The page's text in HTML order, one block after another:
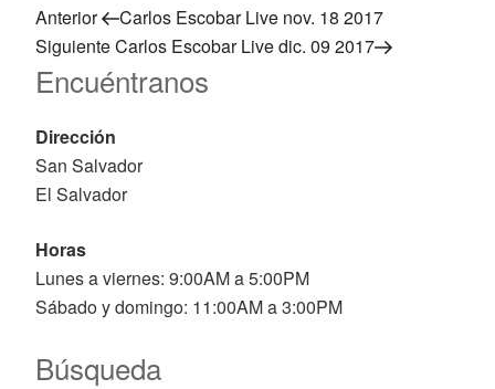
Navegación
de
entradas
Entrada
anterior:
Anterior
Carlos Escobar Live nov. 18 2017
Siguiente
entrada
SiguienteCarlos Escobar Live dic. 09 2017
Encuéntranos
Dirección
San Salvador
El Salvador
Horas
Lunes a viernes: 9:00AM a 5:00PM
Sábado y domingo: 11:00AM a 3:00PM
Búsqueda